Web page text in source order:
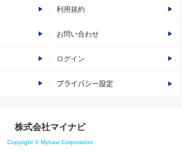
利用規約
お問い合わせ
ログイン
プライバシー設定
株式会社マイナビ
Copyright © Mynavi Corporation